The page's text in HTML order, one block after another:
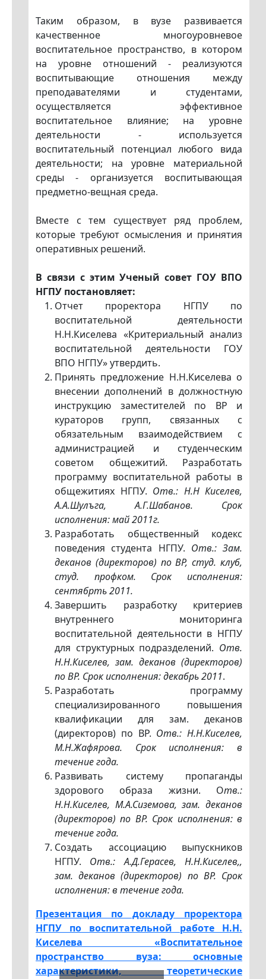
Таким образом, в вузе развивается
качественное многоуровневое
воспитательное пространство, в котором
на уровне отношений - реализуются
воспитывающие отношения между
преподавателями и студентами,
осуществляется эффективное
воспитательное влияние; на уровне
деятельности - используется
воспитательный потенциал любого вида
деятельности; на уровне материальной
среды - организуется воспитывающая
предметно-вещная среда.
Вместе с тем существует ряд проблем,
которые требуют осмысления и принятия
оперативных решений.
В связи с этим Ученый совет ГОУ ВПО
НГПУ постановляет:
Отчет проректора НГПУ по
воспитательной деятельности
Н.Н.Киселева «Критериальный анализ
воспитательной деятельности ГОУ
ВПО НГПУ» утвердить.
Принять предложение Н.Н.Киселева о
внесении дополнений в должностную
инструкцию заместителей по ВР и
кураторов групп, связанных с
обязательным взаимодействием с
администрацией и студенческим
советом общежитий. Разработать
программу воспитательной работы в
общежитиях НГПУ. Отв.: Н.Н Киселев,
А.А.Шулъга, А.Г.Шабанов. Срок
исполнения: май 2011г.
Разработать общественный кодекс
поведения студента НГПУ. Отв.: Зам.
деканов (директоров) по ВР, студ. клуб,
студ. профком. Срок исполнения:
сентябрmь 2011.
Завершить разработку критериев
внутреннего мониторинга
воспитательной деятельности в НГПУ
для структурных подразделений. Отв.
Н.Н.Киселев, зам. деканов (директоров)
по ВР. Срок исполнения: декабрь 2011.
Разработать программу
специализированного повышения
квалификации для зам. деканов
(директоров) по ВР. Отв.: Н.Н.Киселев,
М.Н.Жафярова. Срок исполнения: в
течение года.
Развивать систему пропаганды
здорового образа жизни. Отв.:
Н.Н.Киселев, М.А.Сиземова, зам. деканов
(директоров) по ВР. Срок исполнения: в
течение года.
Создать ассоциацию выпускников
НГПУ. Отв.: А.Д.Герасев, Н.Н.Киселев,,
зам. деканов (директоров) по ВР. Срок
исполнения: в течение года.
Презентация по докладу проректора
НГПУ по воспитательной работе Н.Н.
Киселева «Воспитательное
пространство вуза: основные
характеристики, теоретические